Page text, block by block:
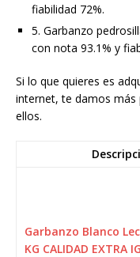
fiabilidad 72%.
5. Garbanzo
con nota 93.1% y
Si lo que quieres es
internet, te damos más
ellos.
Garbanzo Blanco
KG CALIDAD EXTRA